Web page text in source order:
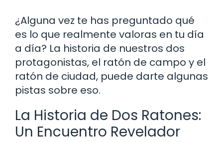
¿Alguna vez te has preguntado qué
es lo que realmente valoras en tu día
a día? La historia de nuestros dos
protagonistas, el ratón de campo y el
ratón de ciudad, puede darte algunas
pistas sobre eso.
La Historia de Dos Ratones:
Un Encuentro Revelador